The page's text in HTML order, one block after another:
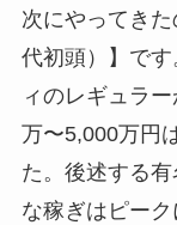
次にやってき
代初頭）】で
ィのレギュラ
万〜5,000万円
た。後述する
な稼ぎはピーク